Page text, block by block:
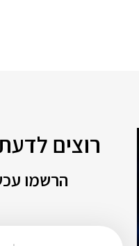
רוצים
הרשמו